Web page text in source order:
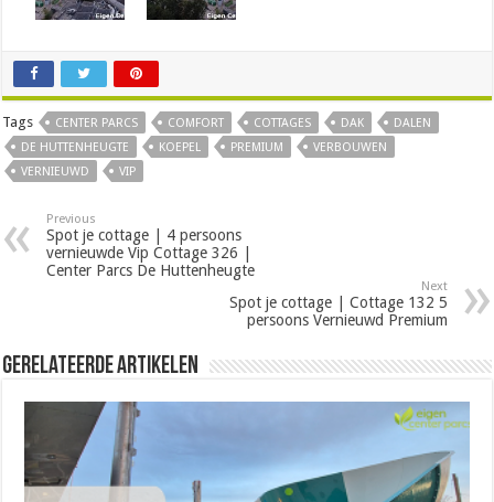
Tags CENTER PARCS COMFORT COTTAGES DAK
DALEN
DE HUTTENHEUGTE
KOEPEL PREMIUM
VERBOUWEN
VERNIEUWD
VIP
Previous
Spot je cottage | 4 persoons
vernieuwde Vip Cottage 326 |
Center Parcs De Huttenheugte
Next
Spot je cottage | Cottage 132 5
persoons Vernieuwd Premium
Gerelateerde Artikelen